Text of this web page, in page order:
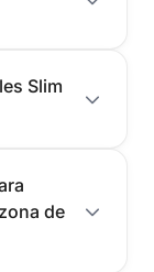
Slim
de